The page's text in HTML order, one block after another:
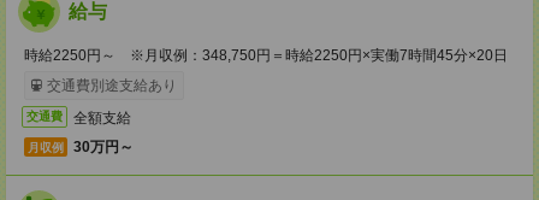
給与
時給2250円～ ※月収例：348,750円＝時給2250円×実働7時間45分×20日
交通費別途支給あり
交通費 全額支給
月収例 30万円～